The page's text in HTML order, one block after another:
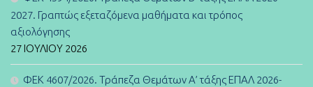
2027. Γραπτώς εξεταζόμενα μαθήματα και τρόπος
αξιολόγησης
27 ΙΟΥΛΊΟΥ 2026
ΦΕΚ 4607/2026. Τράπεζα Θεμάτων Α’ τάξης ΕΠΑΛ 2026-